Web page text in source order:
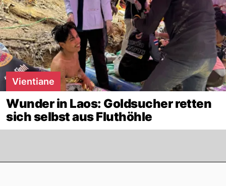
Vientiane
Wunder in Laos: Goldsucher retten
sich selbst aus Fluthöhle